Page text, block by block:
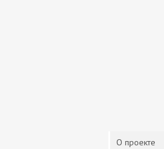
О проекте